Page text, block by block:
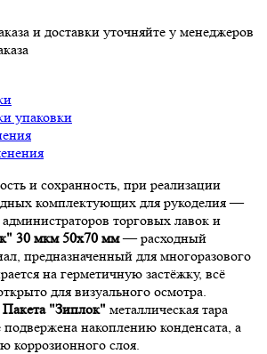
и доставки уточняйте у менеджеров
упаковки
и сохранность, при реализации
комплектующих для рукоделия —
администраторов торговых лавок и
30 мкм 50х70 мм— расходный
предназначенный для многоразового
на герметичную застёжку, всё
для визуального осмотра.
Пакета "Зиплок" металлическая тара
накоплению конденсата, а
коррозионного слоя.